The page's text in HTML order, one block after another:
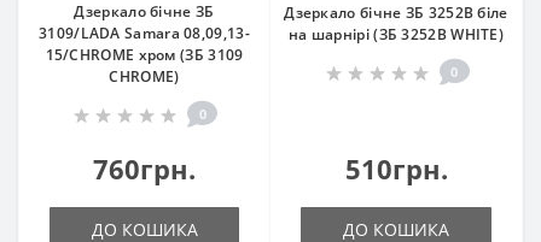
Дзеркало бічне ЗБ
3109/LADA Samara 08,09,13-
15/CHROME хром (ЗБ 3109
CHROME)
0
760грн.
ДО КОШИКА
Дзеркало бічне ЗБ 3252B біле
на шарнірі (ЗБ 3252B WHITE)
0
510грн.
ДО КОШИКА